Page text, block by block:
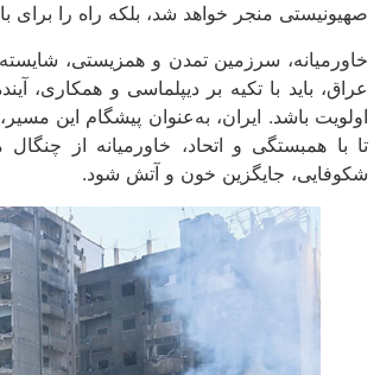
صهیونیستی منجر خواهد شد، بلکه راه را
خاورمیانه، سرزمین تمدن و همزیستی،
عراق، باید با تکیه بر دیپلماسی و همکاری،
اولویت باشد. ایران، به‌عنوان پیشگام این
تا با همبستگی و اتحاد، خاورمیانه از
شکوفایی، جایگزین خون و آتش شود.